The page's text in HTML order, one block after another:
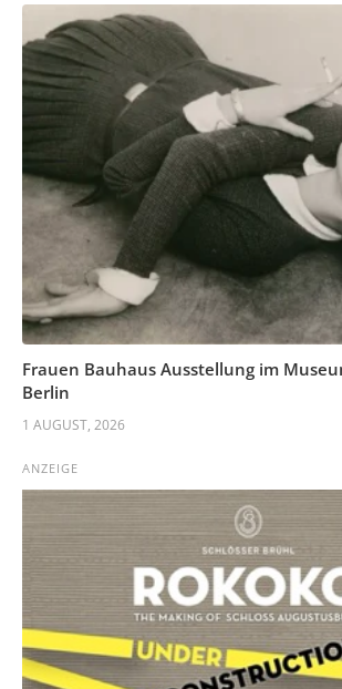
Frauen Bauhaus Ausstellung im
Berlin
1 AUGUST, 2026
ANZEIGE